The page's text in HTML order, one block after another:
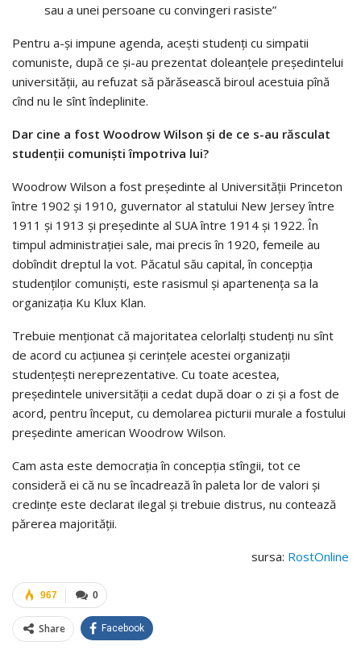
sau a unei persoane cu convingeri rasiste”
Pentru a-și impune agenda, acești studenți cu simpatii
comuniste, după ce și-au prezentat doleanțele președintelui
universității, au refuzat să părăsească biroul acestuia pînă
cînd nu le sînt îndeplinite.
Dar cine a fost Woodrow Wilson și de ce s-au răsculat
studenții comuniști împotriva lui?
Woodrow Wilson a fost președinte al Universității Princeton
între 1902 și 1910, guvernator al statului New Jersey între
1911 și 1913 și președinte al SUA între 1914 și 1922. În
timpul administrației sale, mai precis în 1920, femeile au
dobîndit dreptul la vot. Păcatul său capital, în concepția
studenților comuniști, este rasismul și apartenența sa la
organizația Ku Klux Klan.
Trebuie menționat că majoritatea celorlalți studenți nu sînt
de acord cu acțiunea și cerințele acestei organizații
studențești nereprezentative. Cu toate acestea,
președintele universității a cedat după doar o zi și a fost de
acord, pentru început, cu demolarea picturii murale a fostului
președinte american Woodrow Wilson.
Cam asta este democrația în concepția stîngii, tot ce
consideră ei că nu se încadrează în paleta lor de valori și
credințe este declarat ilegal și trebuie distrus, nu contează
părerea majorității.
sursa: RostOnline
0
967
Share Facebook